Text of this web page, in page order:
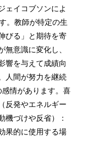
ェイコブソンによ
。教師が特定の生
びる」と期待を寄
無意識に変化し、
響を与えて成績向
人間が努力を継続
情があります。喜
反発やエネルギー
機づけや反省）：
果的に使用する場